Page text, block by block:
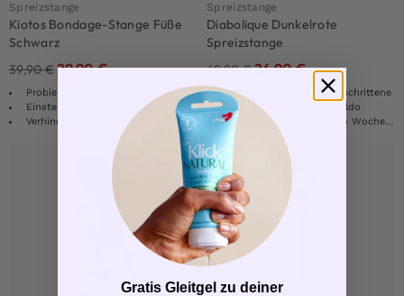
Spreizstange
Kiotos Bondage-Stange Füße
Schwarz
39,90€29,90€
Probiere neue Stellungen aus
Einstellbare BDSM-Fesseln
Verhindert Bewegungen
Spreizstange
Diabolique Dunkelrote
Spreizstange
49,90€26,90€
Für Anfänger und Fortgeschrittene
Mit herausnehmbarem Dildo
Perfekt für ein verruchtes Wochenende!
Gratis Gleitgel zu deiner